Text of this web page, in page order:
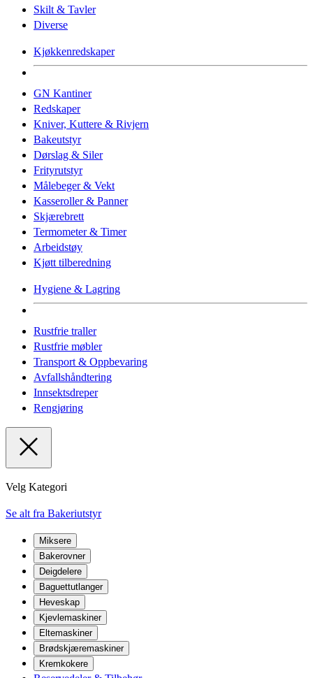
Skilt & Tavler
Diverse
Kjøkkenredskaper
GN Kantiner
Redskaper
Kniver, Kuttere & Rivjern
Bakeutstyr
Dørslag & Siler
Frityrutstyr
Målebeger & Vekt
Kasseroller & Panner
Skjærebrett
Termometer & Timer
Arbeidstøy
Kjøtt tilberedning
Hygiene & Lagring
Rustfrie traller
Rustfrie møbler
Transport & Oppbevaring
Avfallshåndtering
Innsektsdreper
Rengjøring
Velg Kategori
Se alt fra Bakeriutstyr
Miksere
Bakerovner
Deigdelere
Baguettutlanger
Heveskap
Kjevlemaskiner
Eltemaskiner
Brødskjæremaskiner
Kremkokere